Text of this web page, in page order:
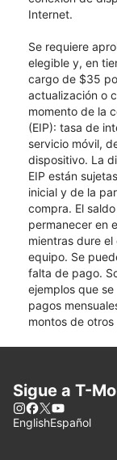
Internet.
Se requiere
elegible y, en
cargo de $35
actualización o
momento de la
(EIP): tasa de
servicio móvil,
dispositivo. La
EIP están
inicial y de la
compra. El
permanecer en
mientras dure
equipo. Se
falta de pago.
ejemplos que
pagos
montos de